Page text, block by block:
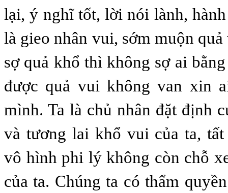
lại, ý nghĩ tốt, lời nói lành,
là gieo nhân vui, sớm muộn
sợ quả khổ thì không sợ ai
được quả vui không van xin
mình. Ta là chủ nhân đặt định
và tương lai khổ vui của ta, tất
vô hình phi lý không còn chỗ
của ta. Chúng ta có thẩm